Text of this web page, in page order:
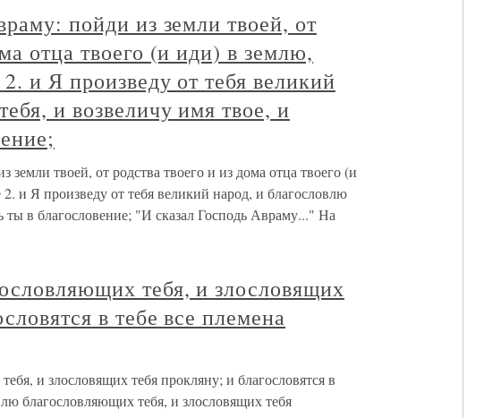
пойди из земли твоей, от
отца твоего (и иди) в землю,
и Я произведу от тебя великий
и возвеличу имя твое, и
земли твоей, от родства твоего и из дома отца твоего (и
и Я произведу от тебя великий народ, и благословлю
ты в благословение; "И сказал Господь Авраму..." На
тебя, и злословящих
в тебе все племена
и злословящих тебя прокляну; и благословятся в
благословляющих тебя, и злословящих тебя